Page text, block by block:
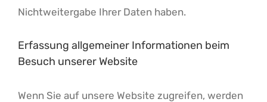
Nichtweitergabe Ihrer Daten haben.
Erfassung allgemeiner Informationen beim
Besuch unserer Website
Wenn Sie auf unsere Website zugreifen, werden